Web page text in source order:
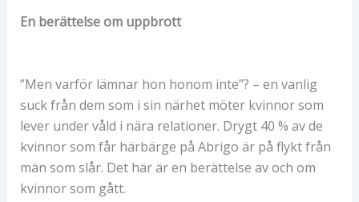
En berättelse om uppbrott
”Men varför lämnar hon honom inte”? – en vanlig
suck från dem som i sin närhet möter kvinnor som
lever under våld i nära relationer. Drygt 40 % av de
kvinnor som får härbärge på Abrigo är på flykt från
män som slår. Det här är en berättelse av och om
kvinnor som gått.